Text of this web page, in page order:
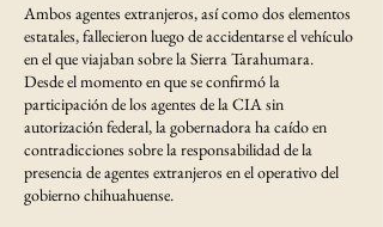
Ambos agentes extranjeros, así como dos elementos
estatales, fallecieron luego de accidentarse el vehículo
en el que viajaban sobre la Sierra Tarahumara.
Desde el momento en que se confirmó la
participación de los agentes de la CIA sin
autorización federal, la gobernadora ha caído en
contradicciones sobre la responsabilidad de la
presencia de agentes extranjeros en el operativo del
gobierno chihuahuense.